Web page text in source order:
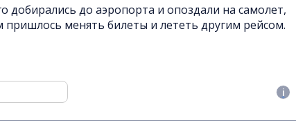
добирались до аэропорта и опоздали на самолет,
пришлось менять билеты и лететь другим рейсом.